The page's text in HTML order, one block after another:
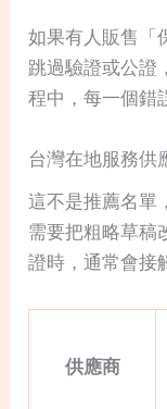
如果有人販售「
跳過驗證或公證
程中，每一個錯
台灣在地服務供
這不是推薦名單
需要把粗略草稿
證時，通常會接
供應商